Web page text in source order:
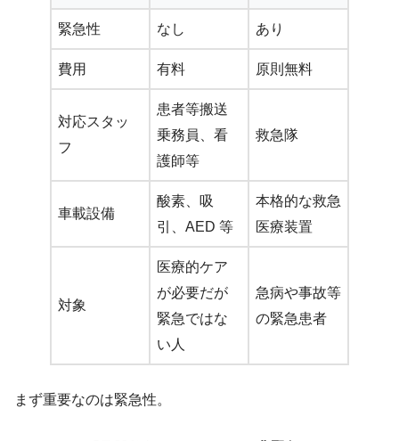
緊急性 なし あり
費用 有料 原則無料
対応スタッ
フ
患者等搬送
乗務員、看
護師等
救急隊
車載設備
酸素、吸
引、AED 等
本格的な救急
医療装置
対象
医療的ケア
が必要だが
緊急ではな
い人
急病や事故等
の緊急患者
まず重要なのは緊急性。